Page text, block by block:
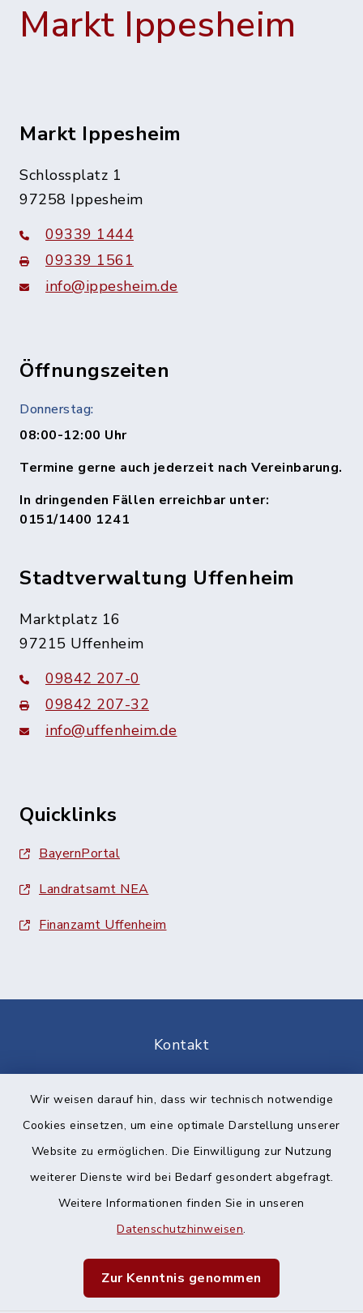
Wir weisen darauf hin, dass wir technisch notwendige
Cookies einsetzen, um eine optimale Darstellung unserer
Website zu ermöglichen. Die Einwilligung zur Nutzung
weiterer Dienste wird bei Bedarf gesondert abgefragt.
Weitere Informationen finden Sie in unseren
Datenschutzhinweisen.
Zur Kenntnis genommen
Markt Ippesheim
Markt Ippesheim
Schlossplatz 1
97258 Ippesheim
09339 1444
09339 1561
info@ippesheim.de
Öffnungszeiten
Donnerstag:
08:00-12:00 Uhr
Termine gerne auch jederzeit nach Vereinbarung.
In dringenden Fällen erreichbar unter:
0151/1400 1241
Stadtverwaltung Uffenheim
Marktplatz 16
97215 Uffenheim
09842 207-0
09842 207-32
info@uffenheim.de
Quicklinks
BayernPortal
Landratsamt NEA
Finanzamt Uffenheim
Kontakt
Datenschutz
Impressum
Sitemap
Cookie-Einstellungen